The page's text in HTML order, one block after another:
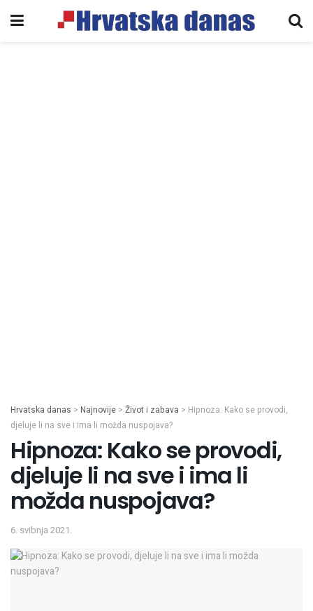
Hrvatska danas > Najnovije > Život i zabava > Hipnoza: Kako se provodi,
djeluje li na sve i ima li možda nuspojava?
Hipnoza: Kako se provodi,
djeluje li na sve i ima li
možda nuspojava?
6. svibnja 2021.